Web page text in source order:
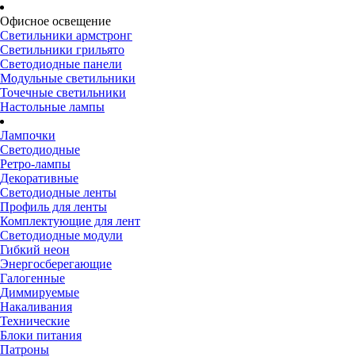
Офисное освещение
Светильники армстронг
Светильники грильято
Светодиодные панели
Модульные светильники
Точечные светильники
Настольные лампы
Лампочки
Светодиодные
Ретро-лампы
Декоративные
Светодиодные ленты
Профиль для ленты
Комплектующие для лент
Светодиодные модули
Гибкий неон
Энергосберегающие
Галогенные
Диммируемые
Накаливания
Технические
Блоки питания
Патроны